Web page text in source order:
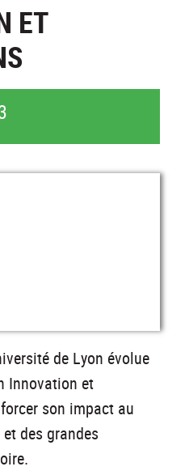
ET
de Lyon évolue
Innovation et
son impact au
des grandes